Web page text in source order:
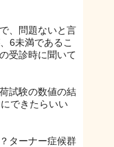
、問題ないと言
6未満であるこ
受診時に聞いて
試験の数値の結
できたらいい
ターナー症候群